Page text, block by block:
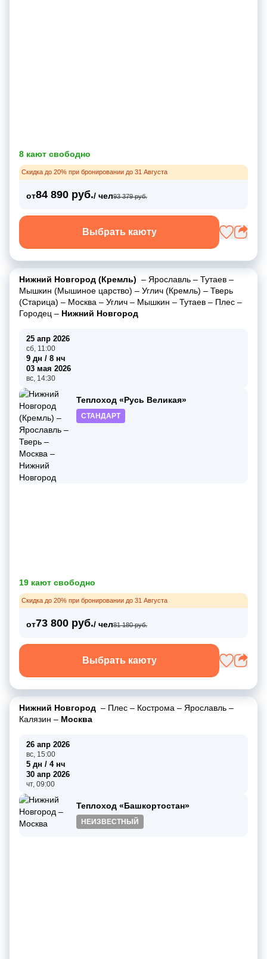
8 кают свободно
Скидка до 20% при бронировании до 31 Августа
от84 890 руб./ чел93 379 руб.
Выбрать каюту
Нижний Новгород (Кремль) – Ярославль – Тутаев –
Мышкин (Мышиное царство) – Углич (Кремль) – Тверь
(Старица) – Москва – Углич – Мышкин – Тутаев – Плес –
Городец – Нижний Новгород
25 апр 2026
сб, 11:00
9 дн / 8 нч
03 мая 2026
вс, 14:30
Теплоход «Русь Великая»
СТАНДАРТ
19 кают свободно
Скидка до 20% при бронировании до 31 Августа
от73 800 руб./ чел81 180 руб.
Выбрать каюту
Нижний Новгород – Плес – Кострома – Ярославль –
Калязин – Москва
26 апр 2026
вс, 15:00
5 дн / 4 нч
30 апр 2026
чт, 09:00
Теплоход «Башкортостан»
НЕИЗВЕСТНЫЙ